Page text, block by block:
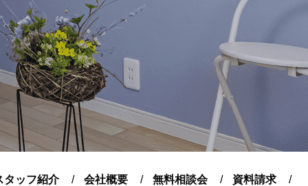
タッフ紹介 会社概要 無料相談会 資料請求